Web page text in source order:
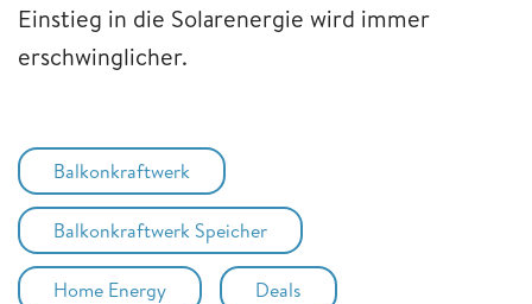
Einstieg in die Solarenergie wird immer
erschwinglicher.
Balkonkraftwerk
Balkonkraftwerk Speicher
Home Energy Deals